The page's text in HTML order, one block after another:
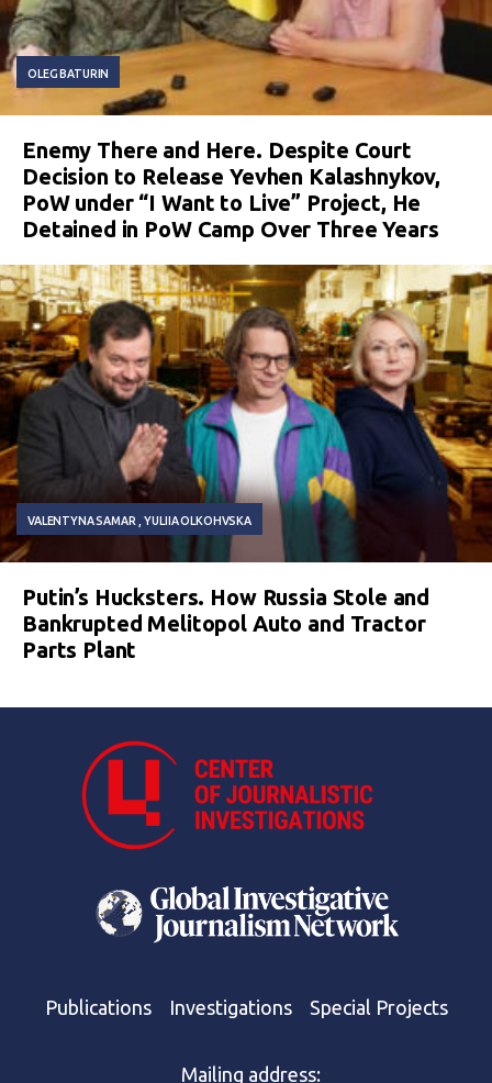
OLEG BATURIN
Enemy There and Here. Despite Court
Decision to Release Yevhen Kalashnykov,
PoW under “I Want to Live” Project, He
Detained in PoW Camp Over Three Years
VALENTYNA SAMAR YULIIA OLKOHVSKA
Putin’s Hucksters. How Russia Stole and
Bankrupted Melitopol Auto and Tractor
Parts Plant
Publications Investigations Special Projects
Mailing address: